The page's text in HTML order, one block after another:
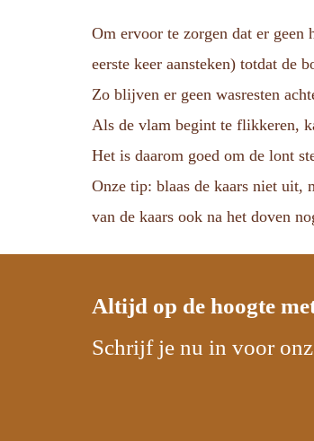
Om ervoor te zorgen dat er geen
eerste keer aansteken) totdat de
Zo blijven er geen wasresten
Als de vlam begint te flikkeren,
Het is daarom goed om de lont
Onze tip: blaas de kaars niet uit,
van de kaars ook na het doven
Altijd op de hoogte
Schrijf je nu in voor